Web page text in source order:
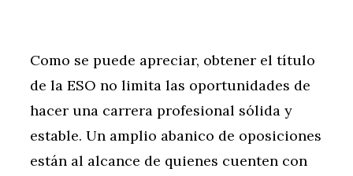
Como se puede apreciar, obtener el título
de la ESO no limita las oportunidades de
hacer una carrera profesional sólida y
estable. Un amplio abanico de oposiciones
están al alcance de quienes cuenten con